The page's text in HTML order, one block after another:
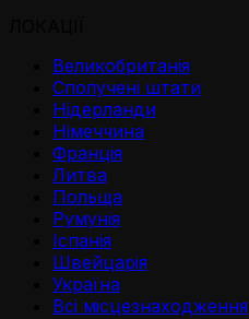
Великобританія
Сполучені штати
Нідерланди
Німеччина
Франція
Литва
Польща
Румунія
Іспанія
Швейцарія
Україна
Всі місцезнаходження